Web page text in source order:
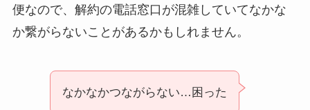
便なので、解約の電話窓口が混雑していてなかな
か繋がらないことがあるかもしれません。
なかなかつながらない…困った